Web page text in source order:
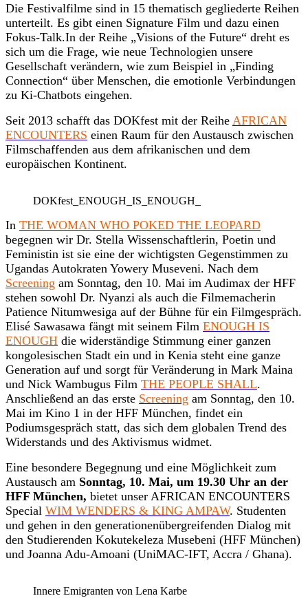
Die Festivalfilme sind in 15 thematisch gegliederte Reihen
unterteilt. Es gibt einen Signature Film und dazu einen
Fokus-Talk.In der Reihe „Visions of the Future“ dreht es
sich um die Frage, wie neue Technologien unsere
Gesellschaft verändern, wie zum Beispiel in „Finding
Connection“ über Menschen, die emotionle Verbindungen
zu Ki-Chatbots eingehen.
Seit 2013 schafft das DOKfest mit der Reihe AFRICAN
ENCOUNTERS einen Raum für den Austausch zwischen
Filmschaffenden aus dem afrikanischen und dem
europäischen Kontinent.
DOKfest_ENOUGH_IS_ENOUGH_
In THE WOMAN WHO POKED THE LEOPARD
begegnen wir Dr. Stella Wissenschaftlerin, Poetin und
Feministin ist sie eine der wichtigsten Gegenstimmen zu
Ugandas Autokraten Yowery Museveni. Nach dem
Screening am Sonntag, den 10. Mai im Audimax der HFF
stehen sowohl Dr. Nyanzi als auch die Filmemacherin
Patience Nitumwesiga auf der Bühne für ein Filmgespräch.
Elisé Sawasawa fängt mit seinem Film ENOUGH IS
ENOUGH die widerständige Stimmung einer ganzen
kongolesischen Stadt ein und in Kenia steht eine ganze
Generation auf und sorgt für Veränderung in Mark Maina
und Nick Wambugus Film THE PEOPLE SHALL.
Anschließend an das erste Screening am Sonntag, den 10.
Mai im Kino 1 in der HFF München, findet ein
Podiumsgespräch statt, das sich dem globalen Trend des
Widerstands und des Aktivismus widmet.
Eine besondere Begegnung und eine Möglichkeit zum
Austausch am Sonntag, 10. Mai, um 19.30 Uhr an der
HFF München, bietet unser AFRICAN ENCOUNTERS
Special WIM WENDERS & KING AMPAW. Studenten
und gehen in den generationenübergreifenden Dialog mit
den Studierenden Kokutekeleza Musebeni (HFF München)
und Joanna Adu-Amoani (UniMAC-IFT, Accra / Ghana).
Innere Emigranten von Lena Karbe